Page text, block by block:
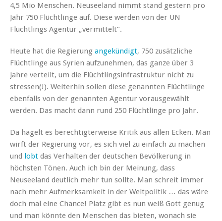
4,5 Mio Menschen. Neuseeland nimmt stand gestern pro
Jahr 750 Flüchtlinge auf. Diese werden von der UN
Flüchtlings Agentur „vermittelt“.
Heute hat die Regierung angekündigt, 750 zusätzliche
Flüchtlinge aus Syrien aufzunehmen, das ganze über 3
Jahre verteilt, um die Flüchtlingsinfrastruktur nicht zu
stressen(!). Weiterhin sollen diese genannten Flüchtlinge
ebenfalls von der genannten Agentur vorausgewählt
werden. Das macht dann rund 250 Flüchtlinge pro Jahr.
Da hagelt es berechtigterweise Kritik aus allen Ecken. Man
wirft der Regierung vor, es sich viel zu einfach zu machen
und lobt das Verhalten der deutschen Bevölkerung in
höchsten Tönen. Auch ich bin der Meinung, dass
Neuseeland deutlich mehr tun sollte. Man schreit immer
nach mehr Aufmerksamkeit in der Weltpolitik … das wäre
doch mal eine Chance! Platz gibt es nun weiß Gott genug
und man könnte den Menschen das bieten, wonach sie